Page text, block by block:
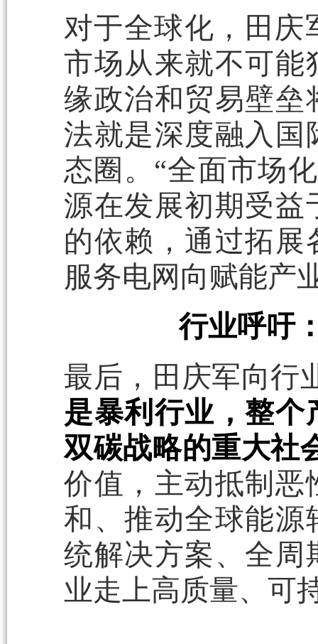
对于全球化，田庆
市场从来就不可能
缘政治和贸易壁垒
法就是深度融入国
态圈。“全面市场
源在发展初期受益
的依赖，通过拓
服务电网向赋能产
行业呼吁
最后，田庆军向行
是暴利行业，整
双碳战略的重大社
价值，主动抵制恶
和、推动全球能源
统解决方案、全周
业走上高质量、可